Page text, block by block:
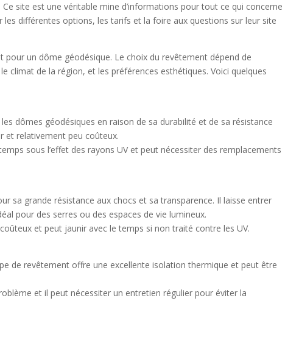
site est une véritable mine d’informations pour tout ce qui concerne
les différentes options, les tarifs et la foire aux questions sur leur site
un dôme géodésique. Le choix du revêtement dépend de
climat de la région, et les préférences esthétiques. Voici quelques
dômes géodésiques en raison de sa durabilité et de sa résistance
et relativement peu coûteux.
sous l’effet des rayons UV et peut nécessiter des remplacements
sa grande résistance aux chocs et sa transparence. Il laisse entrer
pour des serres ou des espaces de vie lumineux.
et peut jaunir avec le temps si non traité contre les UV.
de revêtement offre une excellente isolation thermique et peut être
et il peut nécessiter un entretien régulier pour éviter la